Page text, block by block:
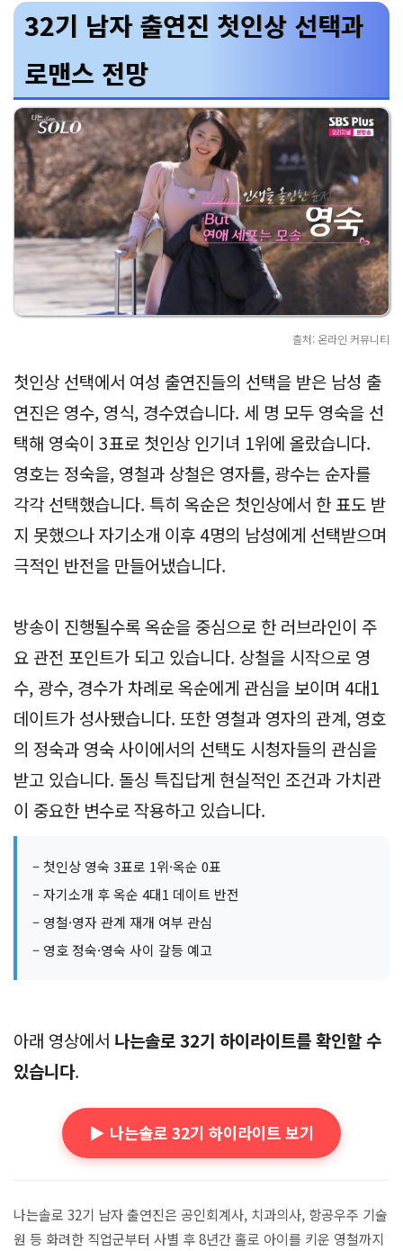
32기 남자 출연진 첫인상 선택과
로맨스 전망
출처: 온라인 커뮤니티
첫인상 선택에서 여성 출연진들의 선택을 받은 남성 출
연진은 영수, 영식, 경수였습니다. 세 명 모두 영숙을 선
택해 영숙이 3표로 첫인상 인기녀 1위에 올랐습니다.
영호는 정숙을, 영철과 상철은 영자를, 광수는 순자를
각각 선택했습니다. 특히 옥순은 첫인상에서 한 표도 받
지 못했으나 자기소개 이후 4명의 남성에게 선택받으며
극적인 반전을 만들어냈습니다.
방송이 진행될수록 옥순을 중심으로 한 러브라인이 주
요 관전 포인트가 되고 있습니다. 상철을 시작으로 영
수, 광수, 경수가 차례로 옥순에게 관심을 보이며 4대1
데이트가 성사됐습니다. 또한 영철과 영자의 관계, 영호
의 정숙과 영숙 사이에서의 선택도 시청자들의 관심을
받고 있습니다. 돌싱 특집답게 현실적인 조건과 가치관
이 중요한 변수로 작용하고 있습니다.
– 첫인상 영숙 3표로 1위·옥순 0표
– 자기소개 후 옥순 4대1 데이트 반전
– 영철·영자 관계 재개 여부 관심
– 영호 정숙·영숙 사이 갈등 예고
아래 영상에서 나는솔로 32기 하이라이트를 확인할 수
있습니다.
▶️ 나는솔로 32기 하이라이트 보기
나는솔로 32기 남자 출연진은 공인회계사, 치과의사, 항공우주 기술
원 등 화려한 직업군부터 사별 후 8년간 홀로 아이를 키운 영철까지